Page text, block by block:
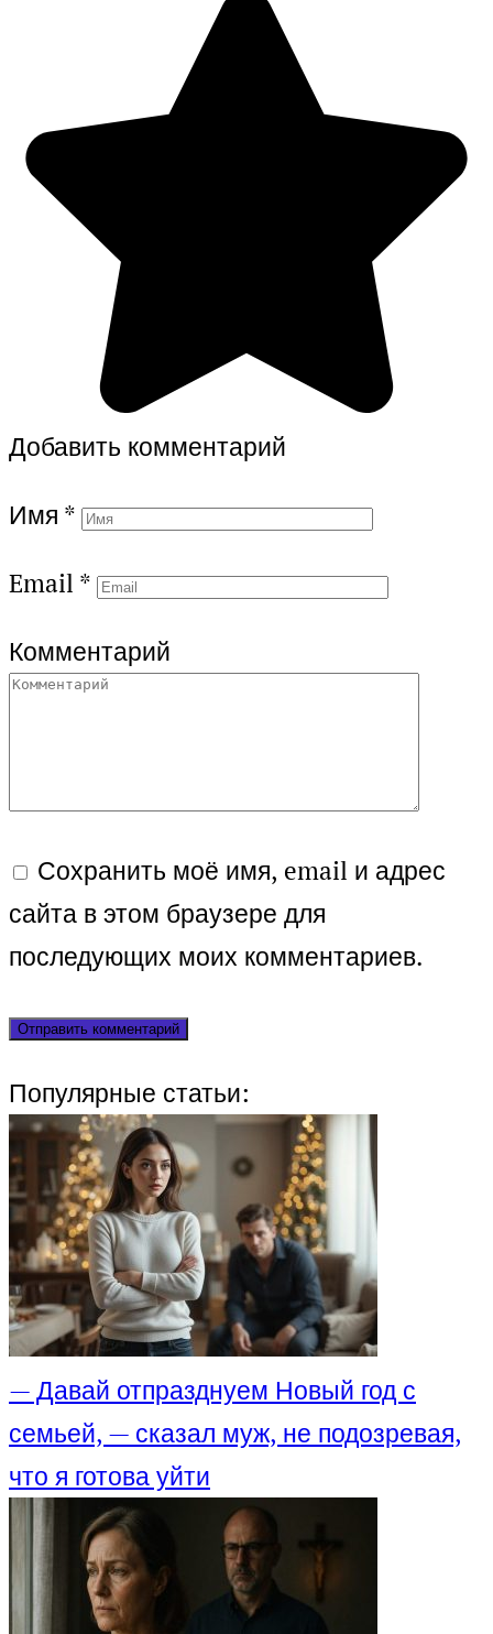
Добавить комментарий
Имя *
Email *
Комментарий
Сохранить моё имя, email и адрес
сайта в этом браузере для
последующих моих комментариев.
Популярные статьи:
— Давай отпразднуем Новый год с
семьей, — сказал муж, не подозревая,
что я готова уйти